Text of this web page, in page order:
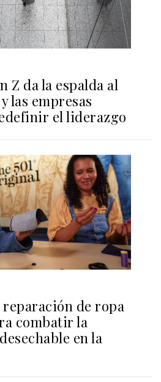
Z da la espalda al
las empresas
el liderazgo
reparación de ropa
combatir la
en la